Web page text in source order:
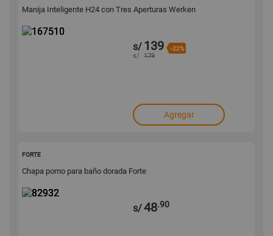
Manija Inteligente H24 con Tres Aperturas Werken
s/ 139 -22%
s/ 179
Agregar
FORTE
Chapa pomo para baño dorada Forte
s/48.90